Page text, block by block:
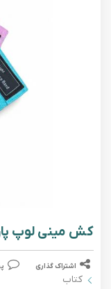
کش مینی لوپ
اشتراک گذاری
کتاب